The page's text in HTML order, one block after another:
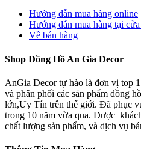
Hướng dẫn mua hàng online
Hướng dẫn mua hàng tại
Về bán hàng
Shop Đồng Hồ An Gia Decor
AnGia Decor tự hào là đơn vị top
và phân phối các sản phẩm đồng
lớn,Uy Tín trên thế giới. Đã phục
trong 10 năm vừa qua. Được
chất lượng sản phẩm, và dịch vụ